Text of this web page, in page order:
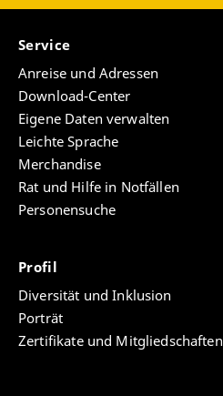
Service
Anreise und Adressen
Download-Center
Eigene Daten verwalten
Leichte Sprache
Merchandise
Rat und Hilfe in Notfällen
Personensuche
Profil
Diversität und Inklusion
Porträt
Zertifikate und Mitgliedschaften